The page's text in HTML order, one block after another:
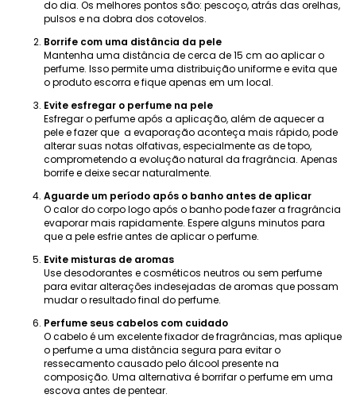
do dia. Os melhores pontos são: pescoço, atrás das orelhas,
pulsos e na dobra dos cotovelos.
Borrife com uma distância da pele
Mantenha uma distância de cerca de 15 cm ao aplicar o
perfume. Isso permite uma distribuição uniforme e evita que
o produto escorra e fique apenas em um local.
Evite esfregar o perfume na pele
Esfregar o perfume após a aplicação, além de aquecer a
pele e fazer que a evaporação aconteça mais rápido, pode
alterar suas notas olfativas, especialmente as de topo,
comprometendo a evolução natural da fragrância. Apenas
borrife e deixe secar naturalmente.
Aguarde um período após o banho antes de aplicar
O calor do corpo logo após o banho pode fazer a fragrância
evaporar mais rapidamente. Espere alguns minutos para
que a pele esfrie antes de aplicar o perfume.
Evite misturas ​​de aromas
Use desodorantes e cosméticos neutros ou sem perfume
para evitar alterações indesejadas de aromas que possam
mudar o resultado final do perfume.
Perfume seus cabelos com cuidado
O cabelo é um excelente fixador de fragrâncias, mas aplique
o perfume a uma distância segura para evitar o
ressecamento causado pelo álcool presente na
composição. Uma alternativa é borrifar o perfume em uma
escova antes de pentear.